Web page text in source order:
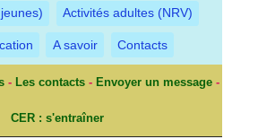
Activités adultes (NRV)
A savoir Contacts
- Les contacts- Envoyer un message-
CER : s'entraîner